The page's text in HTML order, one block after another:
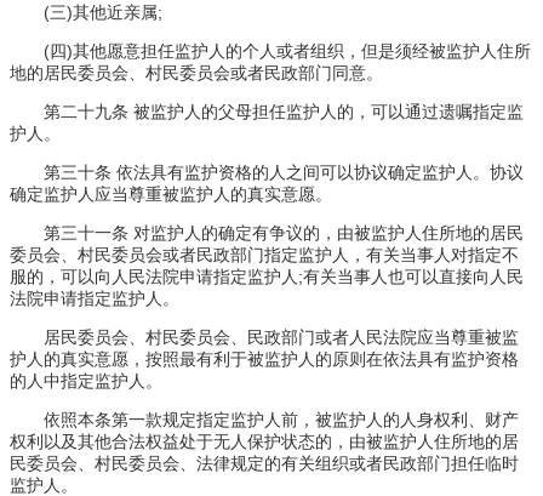
(三)其他近亲属;
(四)其他愿意担任监护人的个人或者组织，但是须经被监护人住所
地的居民委员会、村民委员会或者民政部门同意。
第二十九条 被监护人的父母担任监护人的，可以通过遗嘱指定监
护人。
第三十条 依法具有监护资格的人之间可以协议确定监护人。协议
确定监护人应当尊重被监护人的真实意愿。
第三十一条 对监护人的确定有争议的，由被监护人住所地的居民
委员会、村民委员会或者民政部门指定监护人，有关当事人对指定不
服的，可以向人民法院申请指定监护人;有关当事人也可以直接向人民
法院申请指定监护人。
居民委员会、村民委员会、民政部门或者人民法院应当尊重被监
护人的真实意愿，按照最有利于被监护人的原则在依法具有监护资格
的人中指定监护人。
依照本条第一款规定指定监护人前，被监护人的人身权利、财产
权利以及其他合法权益处于无人保护状态的，由被监护人住所地的居
民委员会、村民委员会、法律规定的有关组织或者民政部门担任临时
监护人。